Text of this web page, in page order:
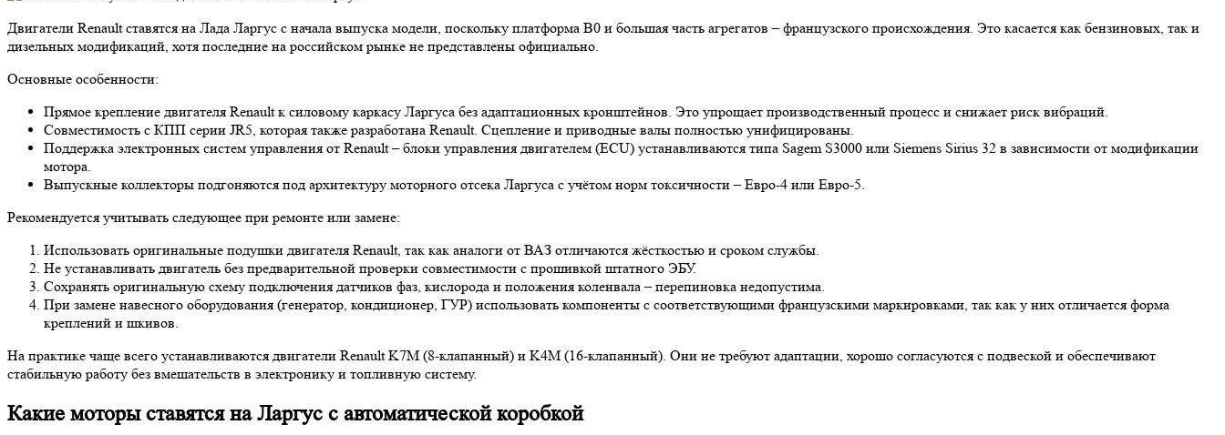
Двигатели Renault ставятся на Лада Ларгус с начала выпуска модели, поскольку платформа B0 и большая часть агрегатов – французского происхождения. Это касается как бензиновых, так и
дизельных модификаций, хотя последние на российском рынке не представлены официально.
Основные особенности:
Прямое крепление двигателя Renault к силовому каркасу Ларгуса без адаптационных кронштейнов. Это упрощает производственный процесс и снижает риск вибраций.
Совместимость с КПП серии JR5, которая также разработана Renault. Сцепление и приводные валы полностью унифицированы.
Поддержка электронных систем управления от Renault – блоки управления двигателем (ECU) устанавливаются типа Sagem S3000 или Siemens Sirius 32 в зависимости от модификации
мотора.
Выпускные коллекторы подгоняются под архитектуру моторного отсека Ларгуса с учётом норм токсичности – Евро-4 или Евро-5.
Рекомендуется учитывать следующее при ремонте или замене:
Использовать оригинальные подушки двигателя Renault, так как аналоги от ВАЗ отличаются жёсткостью и сроком службы.
Не устанавливать двигатель без предварительной проверки совместимости с прошивкой штатного ЭБУ.
Сохранять оригинальную схему подключения датчиков фаз, кислорода и положения коленвала – перепиновка недопустима.
При замене навесного оборудования (генератор, кондиционер, ГУР) использовать компоненты с соответствующими французскими маркировками, так как у них отличается форма
креплений и шкивов.
На практике чаще всего устанавливаются двигатели Renault K7M (8-клапанный) и K4M (16-клапанный). Они не требуют адаптации, хорошо согласуются с подвеской и обеспечивают
стабильную работу без вмешательств в электронику и топливную систему.
Какие моторы ставятся на Ларгус с автоматической коробкой